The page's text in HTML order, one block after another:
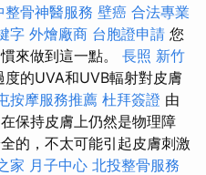
整骨神醫服務 壁癌 合法專業
字 外燴廠商 台胞證申請 您
來做到這一點。 長照 新竹
的UVA和UVB輻射對皮膚
按摩服務推薦 杜拜簽證 由
保持皮膚上仍然是物理障
的，不太可能引起皮膚刺激
家 月子中心 北投整骨服務